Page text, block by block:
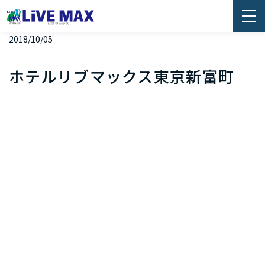
2018/10/05
ホテルリブマックス東京新富町